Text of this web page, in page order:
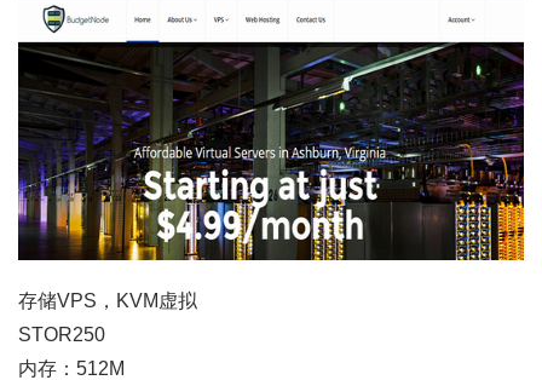
存储VPS，KVM虚拟
STOR250
内存：512M